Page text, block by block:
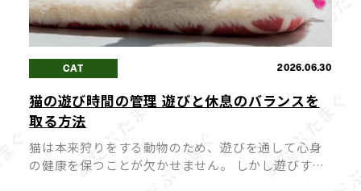
CAT 2026.06.30
猫の遊び時間の管理 遊びと休息のバランスを
取る方法
猫は本来狩りをする動物のため、遊びを通して心身
の健康を保つことが欠かせません。 しかし遊びすぎ